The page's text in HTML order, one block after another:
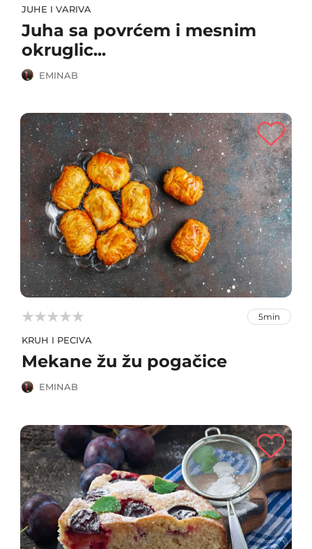
JUHE I VARIVA
Juha sa povrćem i mesnim
okruglic...
EMINAB


 5min
KRUH I PECIVA
Mekane žu žu pogačice
EMINAB